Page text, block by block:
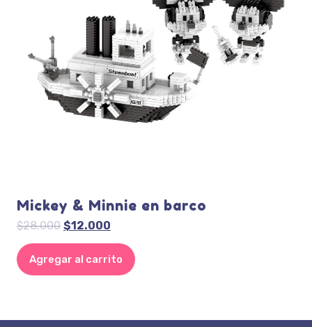
Mickey & Minnie en barco
$28.000 El
precio
original
era:
$12.000
precio
actual
es:
Agregar al carrito